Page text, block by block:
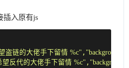
插入原有js
盗链的大佬手下留情 %c" ,
望反代的大佬手下留情 %c" ,